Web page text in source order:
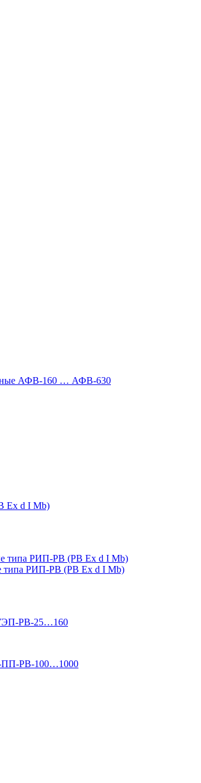
АФВ-160 … АФВ-630
Ex d I Mb)
типа РИП-РВ (РВ Ex d I Mb)
типа РИП-РВ (РВ Ex d I Mb)
РВ-25…160
ПП-РВ-100…1000